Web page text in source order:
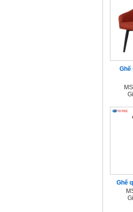
Ghế
Ghế